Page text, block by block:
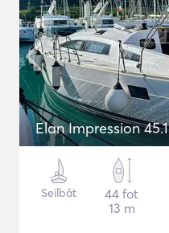
Elan Impression 45.1
Seilbåt
44 fot
13 m